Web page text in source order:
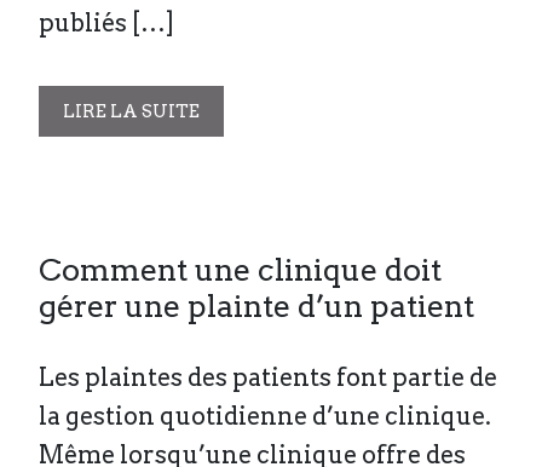
publiés […]
LIRE LA SUITE
Comment une clinique doit
gérer une plainte d’un patient
Les plaintes des patients font partie de
la gestion quotidienne d’une clinique.
Même lorsqu’une clinique offre des